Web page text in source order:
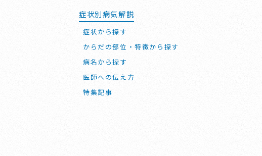
症状別病気解説
症状から探す
からだの部位・特徴から探す
病名から探す
医師への伝え方
特集記事